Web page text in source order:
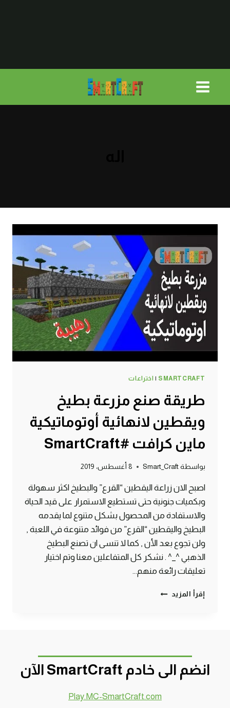
SMARTCRAFT
| اختراعات
طريقة صنع مزرعة بطيخ
ويقطين لانهائية أوتوماتيكية
ماين كرافت #SmartCraft
بواسطة Smart_Craft 8 أغسطس، 2019
اصبح الان زراعة اليقطين “القرع” والبطيخ اكثر سهولة
وبكميات جنونية حتى تستطيع الاستمرار على قيد الحياة
والاستفادة من المحصول بشكل متنوع لما يقدمه
البطيخ واليقطين “القرع” من فوائد متنوعة في اللعبة ,
ولن تجوع بعد الأن , كما لا تنسى ان تصنع البطيخ
الذهبي ^_^ . نشكر كل المتفاعلين معنا وتم اختيار
تعليقات رائعة منهم…
إقرأ المزيد طريقة
أوتوماتيكية
كرافت
انضم الى خادم SmartCraft الآن
Play.MC-SmartCraft.com